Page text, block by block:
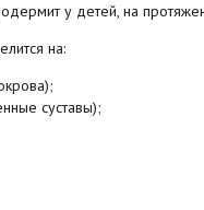
у детей, на
на:
суставы);